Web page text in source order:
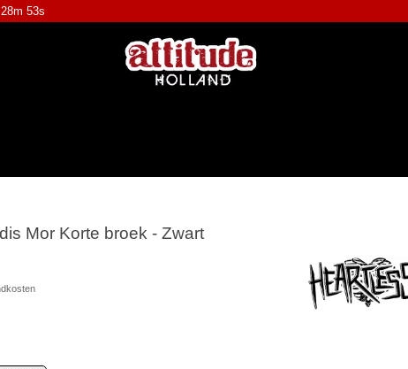
53s
Mor Korte broek - Zwart